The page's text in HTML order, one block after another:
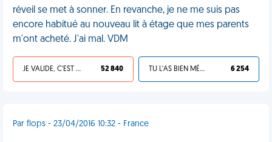
réveil se met à sonner. En revanche, je ne me suis pas
encore habitué au nouveau lit à étage que mes parents
m'ont acheté. J'ai mal. VDM
JE VALIDE, C'EST UNE VDM 52 840 TU L'AS BIEN MÉRITÉ 6 254
Par flops - 23/04/2016 10:32 - France